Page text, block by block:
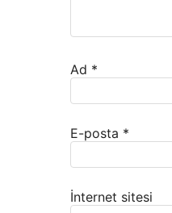
Ad *
E-posta *
İnternet sitesi